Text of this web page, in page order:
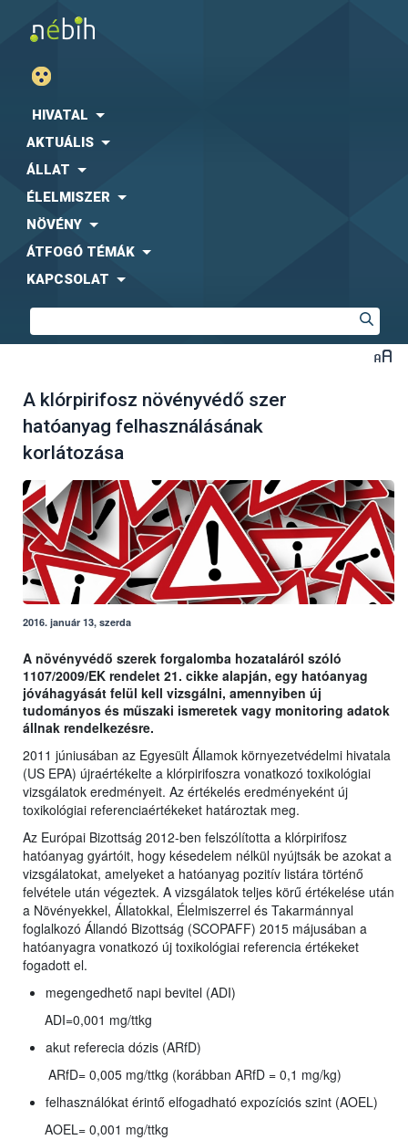
HIVATAL
AKTUÁLIS
ÁLLAT
ÉLELMISZER
NÖVÉNY
ÁTFOGÓ TÉMÁK
KAPCSOLAT
A klórpirifosz növényvédő szer
hatóanyag felhasználásának
korlátozása
2016. január 13, szerda
A növényvédő szerek forgalomba hozataláról szóló
1107/2009/EK rendelet 21. cikke alapján, egy hatóanyag
jóváhagyását felül kell vizsgálni, amennyiben új
tudományos és műszaki ismeretek vagy monitoring adatok
állnak rendelkezésre.
2011 júniusában az Egyesült Államok környezetvédelmi hivatala
(US EPA) újraértékelte a klórpirifoszra vonatkozó toxikológiai
vizsgálatok eredményeit. Az értékelés eredményeként új
toxikológiai referenciaértékeket határoztak meg.
Az Európai Bizottság 2012-ben felszólította a klórpirifosz
hatóanyag gyártóit, hogy késedelem nélkül nyújtsák be azokat a
vizsgálatokat, amelyeket a hatóanyag pozitív listára történő
felvétele után végeztek. A vizsgálatok teljes körű értékelése után
a Növényekkel, Állatokkal, Élelmiszerrel és Takarmánnyal
foglalkozó Állandó Bizottság (SCOPAFF) 2015 májusában a
hatóanyagra vonatkozó új toxikológiai referencia értékeket
fogadott el.
megengedhető napi bevitel (ADI)
ADI=0,001 mg/ttkg
akut referecia dózis (ARfD)
ARfD= 0,005 mg/ttkg (korábban ARfD = 0,1 mg/kg)
felhasználókat érintő elfogadható expozíciós szint (AOEL)
AOEL= 0,001 mg/ttkg